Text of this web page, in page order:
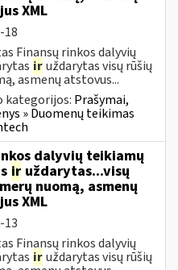
XML
18
Finansų rinkos dalyvių
iruždarytas visų rūšių
asmenų atstovus...
kategorijos: Prašymai,
» Duomenų teikimas
dalyvių teikiamų
ir uždarytas...visų
nuomą, asmenų
XML
13
Finansų rinkos dalyvių
iruždarytas visų rūšių